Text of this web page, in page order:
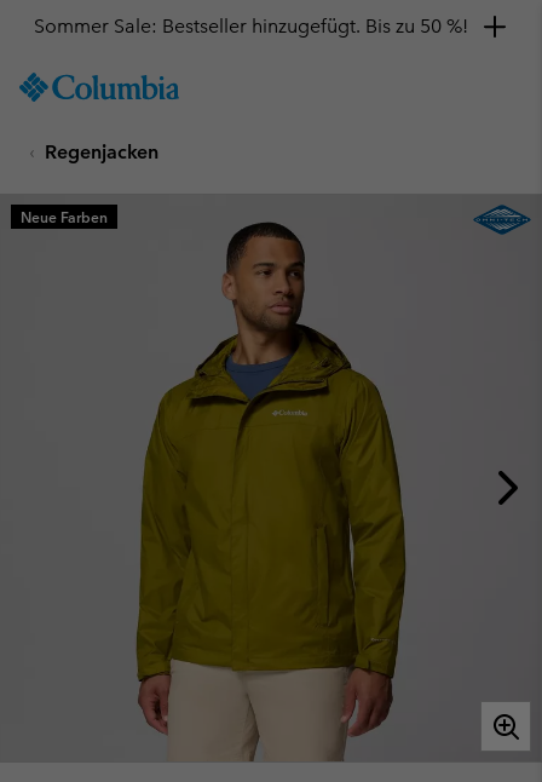
TO
SKIP
MAIN
NAV
Sommer Sale: Bestseller hinzugefügt. Bis zu 50 %!
Regenjacken
Neue Farben